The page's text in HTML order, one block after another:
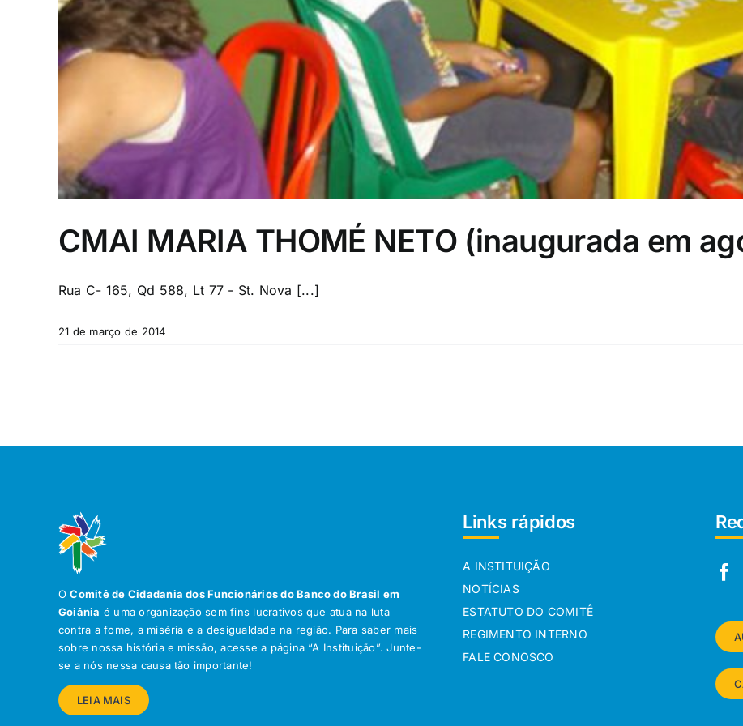
CMAI MARIA THOMÉ NETO (inaugurada em
Rua C- 165, Qd 588, Lt 77 - St. Nova [...]
21 de março de 2014
OComitê de Cidadania dos Funcionários do Banco do Brasil em
Goiânia é uma organização sem fins lucrativos que atua na luta
contra a fome, a miséria e a desigualdade na região. Para saber mais
sobre nossa história e missão, acesse a página “A Instituição”. Junte-
se a nós nessa causa tão importante!
LEIA MAIS
Links rápidos
A INSTITUIÇÃO
NOTÍCIAS
ESTATUTO DO COMITÊ
REGIMENTO INTERNO
FALE CONOSCO